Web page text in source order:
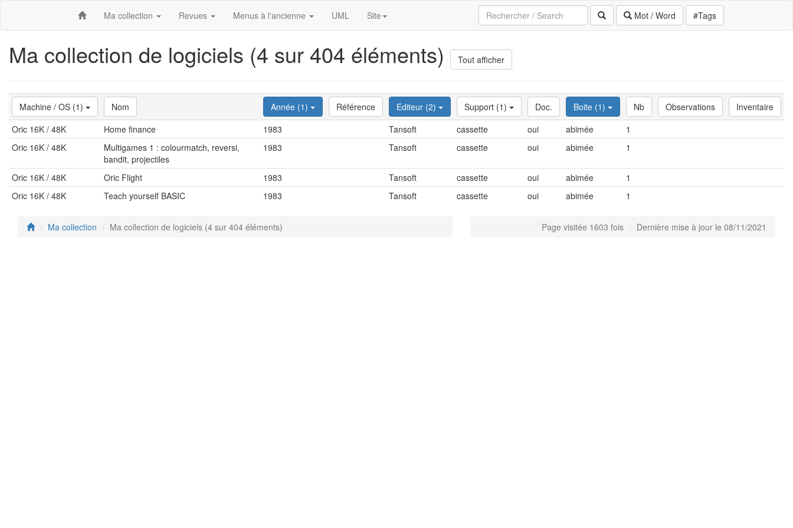
Ma collection Revues Menus à l'ancienne UML Site Mot / Word #Tags
Ma collection de logiciels (4 sur 404 éléments) Tout afficher
Machine / OS (1) Nom Année (1) Référence Editeur (2) Support (1) Doc. Boite (1) Nb Observations
Inventaire
Oric 16K / 48K
Home finance 1983 Tansoft cassette oui abimée
1
Oric 16K / 48K
Multigames 1 : colourmatch, reversi,
bandit, projectiles
1983 Tansoft cassette oui abimée 1
Oric 16K / 48K Oric Flight 1983 Tansoft cassette oui abimée
1
Oric 16K / 48K
Teach yourself BASIC 1983 Tansoft cassette oui abimée 1
Ma collection Ma collection de logiciels (4 sur 404 éléments) Page visitée 1603 fois Dernière mise à jour le 08/11/2021